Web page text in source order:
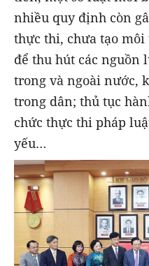
nhiều quy định còn
thực thi, chưa tạo
để thu hút các nguồn
trong và ngoài nước,
trong dân; thủ tục
chức thực thi pháp
yếu…